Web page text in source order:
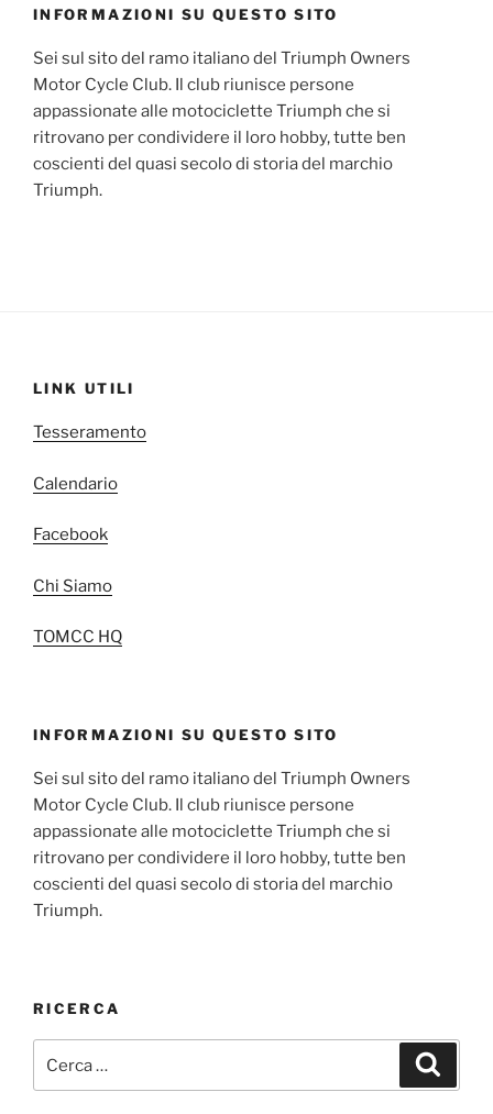
INFORMAZIONI SU QUESTO SITO
Sei sul sito del ramo italiano del Triumph Owners
Motor Cycle Club. Il club riunisce persone
appassionate alle motociclette Triumph che si
ritrovano per condividere il loro hobby, tutte ben
coscienti del quasi secolo di storia del marchio
Triumph.
LINK UTILI
Tesseramento
Calendario
Facebook
Chi Siamo
TOMCC HQ
INFORMAZIONI SU QUESTO SITO
Sei sul sito del ramo italiano del Triumph Owners
Motor Cycle Club. Il club riunisce persone
appassionate alle motociclette Triumph che si
ritrovano per condividere il loro hobby, tutte ben
coscienti del quasi secolo di storia del marchio
Triumph.
RICERCA